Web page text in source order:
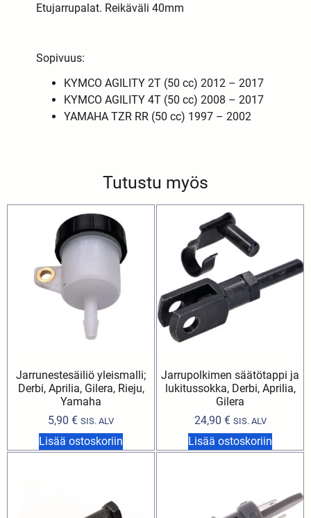
Etujarrupalat. Reikäväli 40mm
Sopivuus:
KYMCO AGILITY 2T (50 cc) 2012 – 2017
KYMCO AGILITY 4T (50 cc) 2008 – 2017
YAMAHA TZR RR (50 cc) 1997 – 2002
Tutustu myös
Jarrunestesäiliö yleismalli;
Derbi, Aprilia, Gilera, Rieju,
Yamaha
5,90 € SIS. ALV
Lisää ostoskoriin
Jarrupolkimen säätötappi ja
lukitussokka, Derbi, Aprilia,
Gilera
24,90 € SIS. ALV
Lisää ostoskoriin